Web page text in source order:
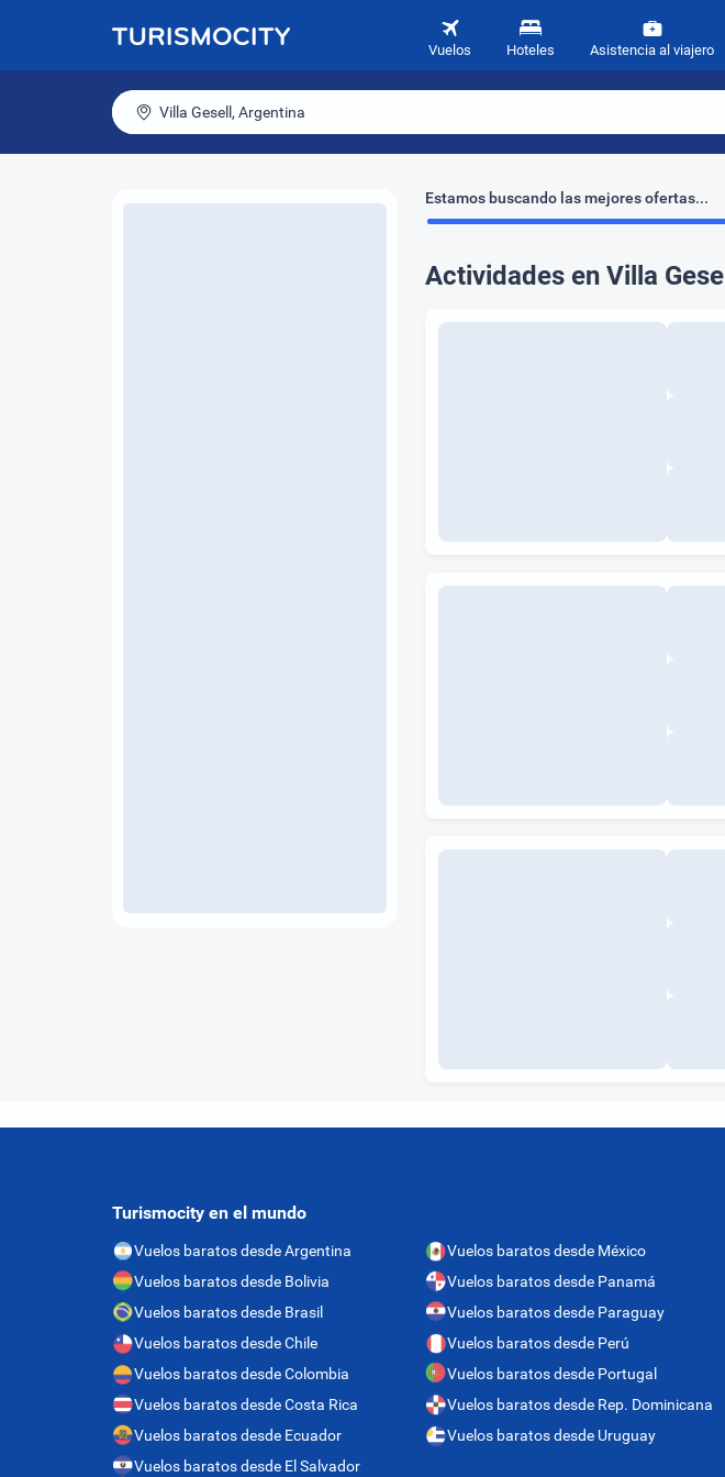
Vuelos Hoteles Asistencia al viajero
Villa Gesell, Argentina
Estamos buscando las mejores ofertas...
Actividades en Villa Gesell
Turismocity en el mundo
Vuelos baratos desde Argentina
Vuelos baratos desde Bolivia
Vuelos baratos desde Brasil
Vuelos baratos desde Chile
Vuelos baratos desde Colombia
Vuelos baratos desde Costa Rica
Vuelos baratos desde Ecuador
Vuelos baratos desde El Salvador
Vuelos baratos desde México
Vuelos baratos desde Panamá
Vuelos baratos desde Paraguay
Vuelos baratos desde Perú
Vuelos baratos desde Portugal
Vuelos baratos desde Rep. Dominicana
Vuelos baratos desde Uruguay